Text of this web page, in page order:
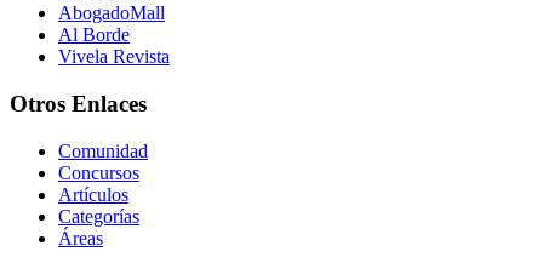
AbogadoMall
Al Borde
Vivela Revista
Otros Enlaces
Comunidad
Concursos
Artículos
Categorías
Áreas